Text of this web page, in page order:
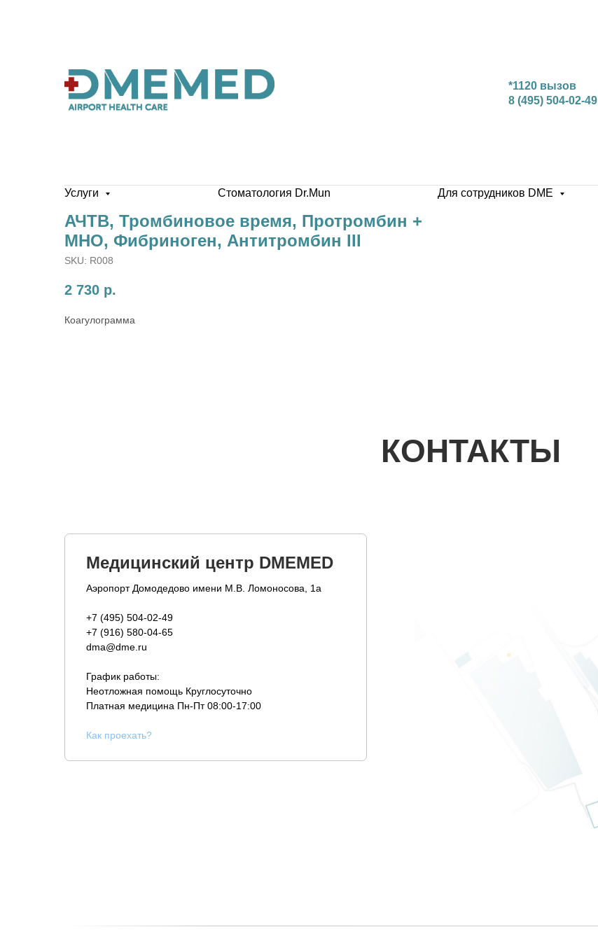
*1120 вызов
8 (495) 504-02-49
Услуги Стоматология Dr.Mun Для сотрудников DME
АЧТВ, Тромбиновое время, Протромбин +
МНО, Фибриноген, Антитромбин III
SKU: R008
2 730 р.
Коагулограмма
КОНТАКТЫ
Медицинский центр DMEMED
Аэропорт Домодедово имени М.В. Ломоносова, 1а
+7 (495) 504-02-49
+7 (916) 580-04-65
dma@dme.ru
График работы:
Неотложная помощь Круглосуточно
Платная медицина Пн-Пт 08:00-17:00
Как проехать?